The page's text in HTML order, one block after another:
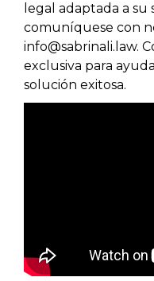
legal adaptada a su
comuníquese con
info@sabrinali.law.
exclusiva para
solución exitosa.